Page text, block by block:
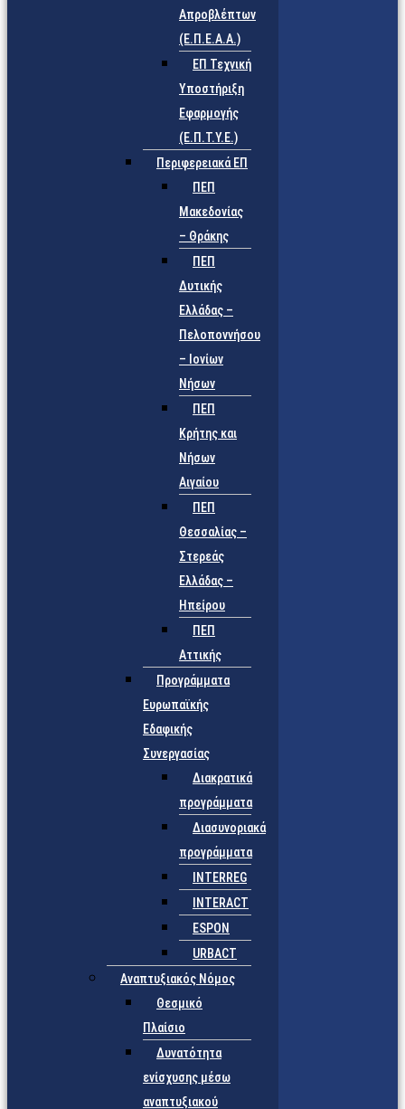
Απροβλέπτων
(Ε.Π.Ε.Α.Α.)
ΕΠ Τεχνική
Υποστήριξη
Εφαρμογής
(Ε.Π.Τ.Υ.Ε.)
Περιφερειακά ΕΠ
ΠΕΠ
Μακεδονίας
– Θράκης
ΠΕΠ
Δυτικής
Ελλάδας –
Πελοποννήσου
– Ιονίων
Νήσων
ΠΕΠ
Κρήτης και
Νήσων
Αιγαίου
ΠΕΠ
Θεσσαλίας –
Στερεάς
Ελλάδας –
Ηπείρου
ΠΕΠ
Αττικής
Προγράμματα
Ευρωπαϊκής
Εδαφικής
Συνεργασίας
Διακρατικά
προγράμματα
Διασυνοριακά
προγράμματα
INTERREG
INTERACT
ESPON
URBACT
Αναπτυξιακός Νόμος
Θεσμικό
Πλαίσιο
Δυνατότητα
ενίσχυσης μέσω
αναπτυξιακού